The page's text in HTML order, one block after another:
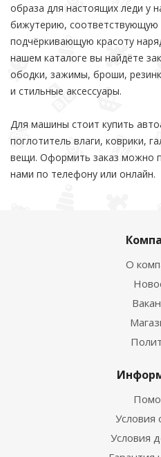
образа для настоящих леди у
бижутерию, соответствующую
подчёркивающую красоту
нашем каталоге вы найдёте
ободки, зажимы, броши,
и стильные аксессуары.
Для машины стоит купить
поглотитель влаги, коврики,
вещи. Оформить заказ можно
нами по телефону или онлайн.
О
Условия
Условия